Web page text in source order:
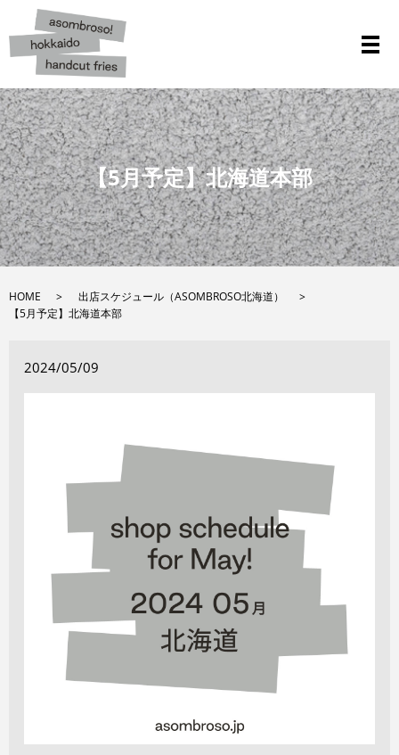
メ
【5月予定】北海道本部
HOME
出店スケジュール（ASOMBROSO北海道）
【5月予定】北海道本部
2024/05/09